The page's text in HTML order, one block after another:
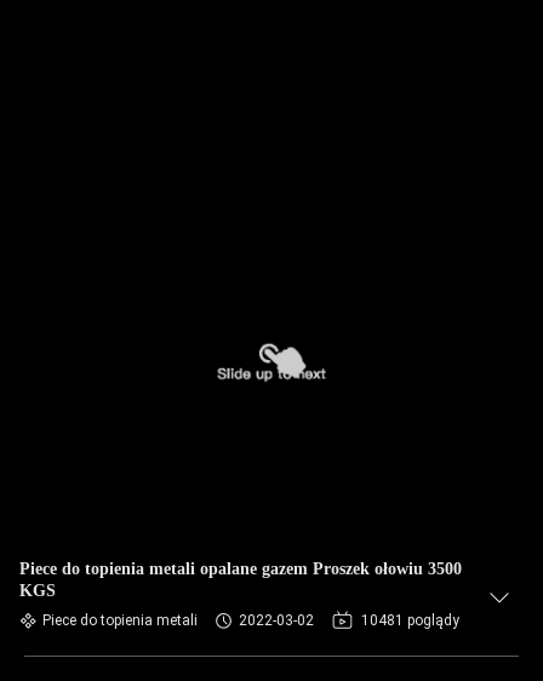
Piece do topienia metali opalane gazem Proszek ołowiu 3500
KGS
Piece do topienia metali 2022-03-02 10481 poglądy